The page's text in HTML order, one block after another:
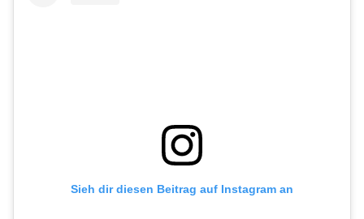
Sieh dir diesen Beitrag auf Instagram an